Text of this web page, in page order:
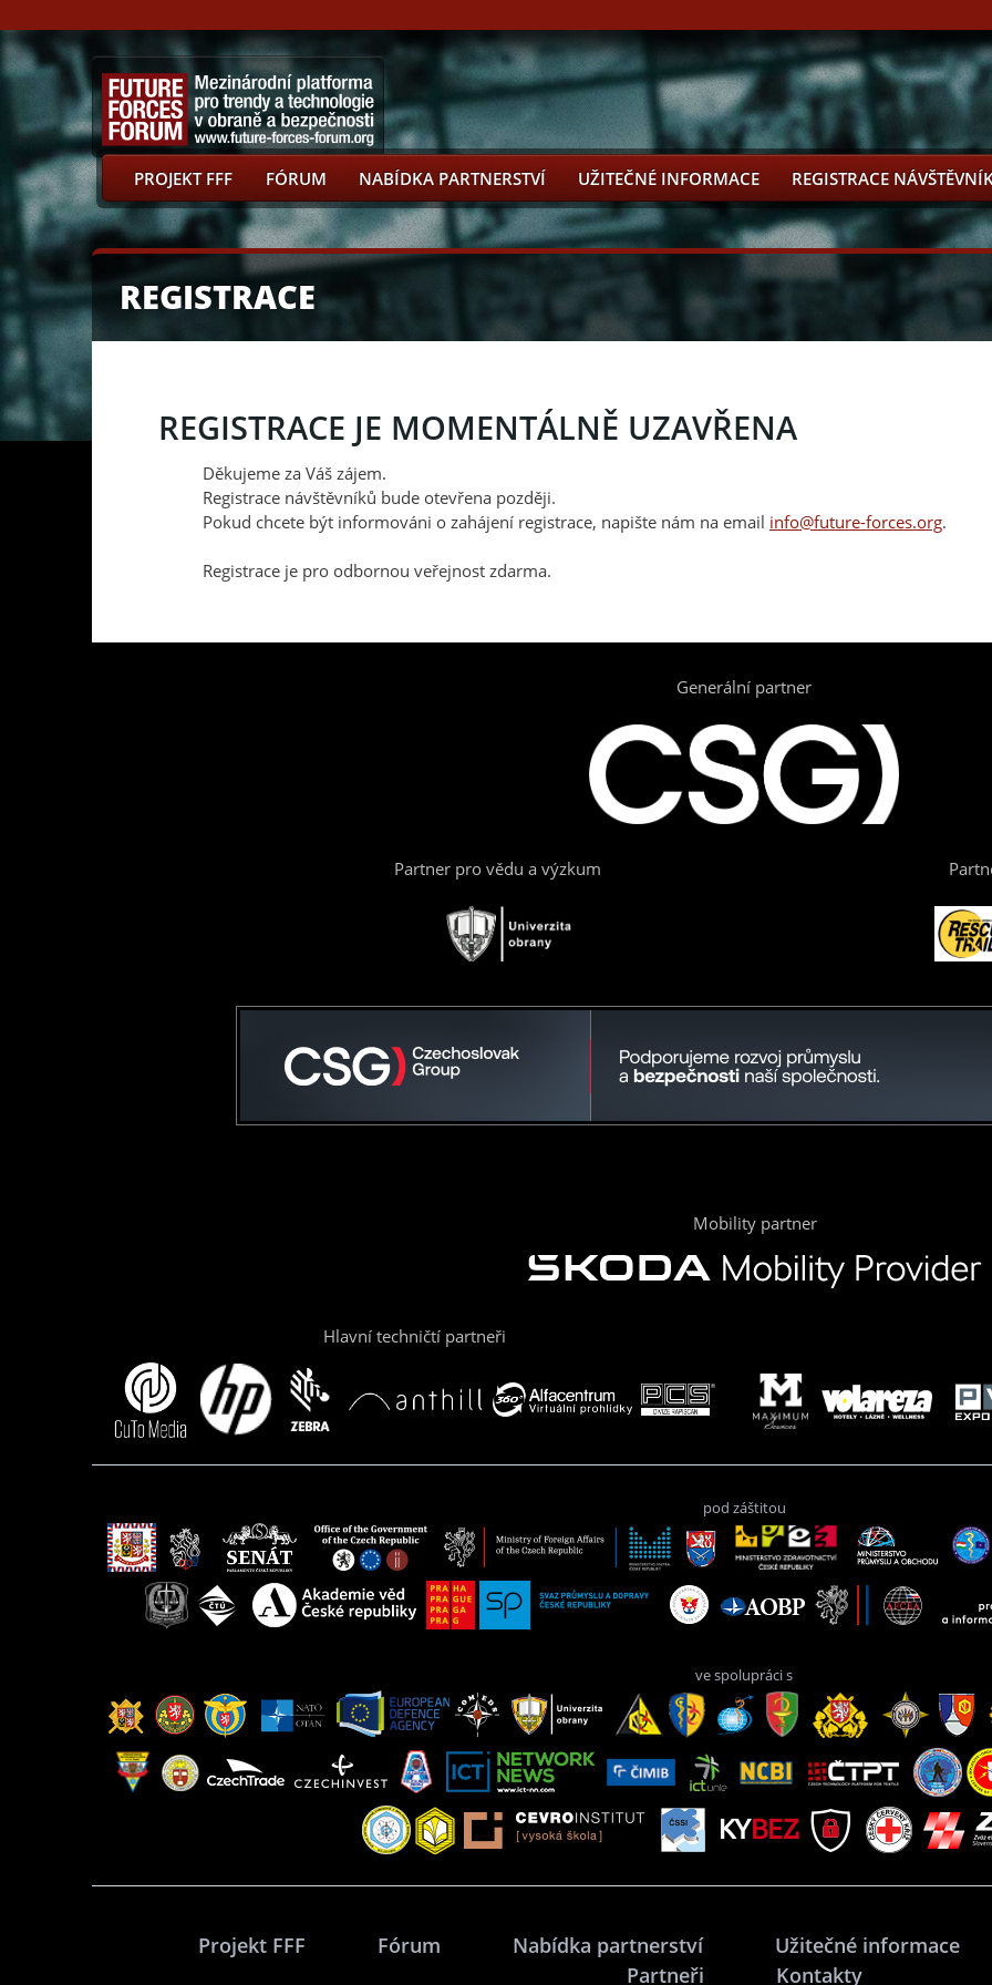
PROJEKT FFF FÓRUM NABÍDKA PARTNERSTVÍ UŽITEČNÉ INFORMACE REGISTRACE
REGISTRACE
REGISTRACE JE MOMENTÁLNĚ UZAVŘENA
Děkujeme za Váš zájem.
Registrace návštěvníků bude otevřena později.
Pokud chcete být informováni o zahájení registrace, napište nám na email info@future-forces.org.
Registrace je pro odbornou veřejnost zdarma.
Generální partner
Partner pro vědu a výzkum
Mobility partner
Hlavní techničtí partneři
pod záštitou
ve spolupráci s
Projekt FFF Fórum Nabídka partnerství
Užitečné informace
Partneři
Kontakty